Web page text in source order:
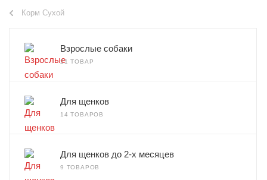
Корм Сухой
Взрослые собаки
21 ТОВАР
Для щенков
14 ТОВАРОВ
Для щенков до 2-х месяцев
9 ТОВАРОВ